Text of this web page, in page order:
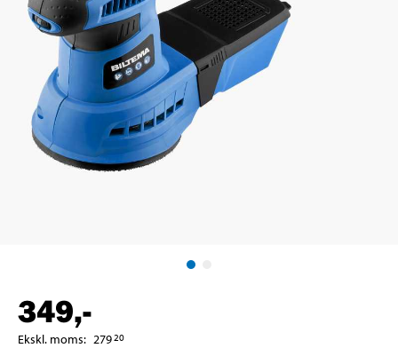
349,-
Ekskl. moms: 27920